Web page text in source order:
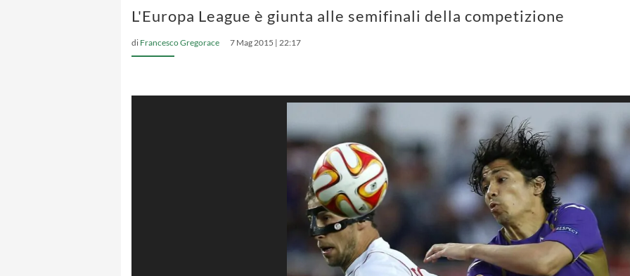
L'Europa League è giunta alle semifinali della competizione
di Francesco Gregorace 7 Mag 2015 | 22:17